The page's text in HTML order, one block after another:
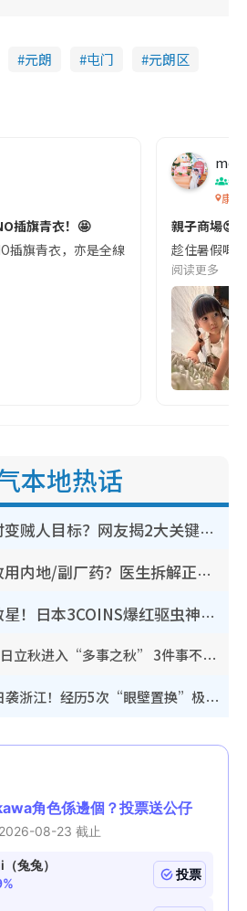
元朗 屯门 元朗区
插旗青衣！🤩
插旗青衣，亦是全線第7間分店。原於
親
康城
親子商場😍
趁住暑假嘅
阅读更多
本地热话
装修拆铁闸随时变贼人目标？网友揭2大关键用途：装新款等于白装？附新旧铁闸分别
网传公立医院改用内地/副厂药？医生拆解正副厂分别，揭4类人换药随时出事
怕虫人士夏季救星！日本3COINS爆红驱虫神器$45起 1招“全程免触碰”轻松搞定小强
立秋2026｜8月7日立秋进入“多事之秋” 3件事不可做！专家教6招开运 清杂物／钱包纳气接好运
台风白海豚料周日袭浙江！经历5次“眼壁置换”极罕见 成登陆内地最长途台风